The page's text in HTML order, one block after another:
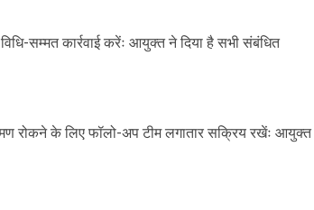
सम्मत कार्रवाई करेंः आयुक्त ने दिया है सभी संबंधित
रोकने के लिए फॉलो-अप टीम लगातार सक्रिय रखेंः आयुक्त